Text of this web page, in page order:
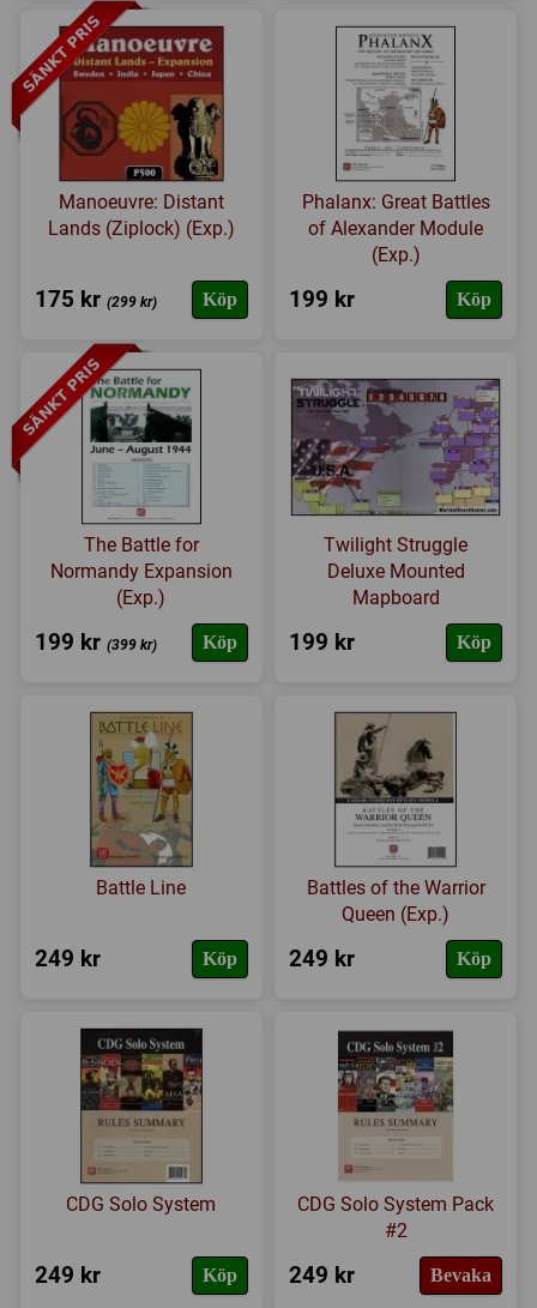
Manoeuvre: Distant
Lands (Ziplock) (Exp.)
175 kr (299 kr) Köp
Phalanx: Great Battles
of Alexander Module
(Exp.)
199 kr Köp
The Battle for
Normandy Expansion
(Exp.)
199 kr (399 kr) Köp
Twilight Struggle
Deluxe Mounted
Mapboard
199 kr Köp
Battle Line
249 kr Köp
Battles of the Warrior
Queen (Exp.)
249 kr Köp
CDG Solo System
249 kr Köp
CDG Solo System Pack
#2
249 kr Bevaka